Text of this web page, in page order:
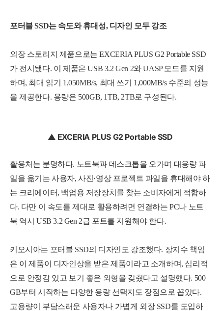
포터블 SSD는 속도와 휴대성, 디자인 모두 강조
외장 스토리지 제품으로는 EXCERIA PLUS G2 Portable SSD
가 전시됐다. 이 제품은 USB 3.2 Gen 2와 UASP 모드를 지원
하며, 최대 읽기 1,050MB/s, 최대 쓰기 1,000MB/s 수준의 성능
을 제공한다. 용량은 500GB, 1TB, 2TB로 구성된다.
▲ EXCERIA PLUS G2 Portable SSD
활용처는 분명하다. 노트북과 데스크톱을 오가며 대용량 파
일을 옮기는 사용자, 사진·영상 프로젝트 파일을 휴대해야 하
는 크리에이터, 백업용 저장장치를 찾는 소비자에게 적합하
다. 다만 이 속도를 제대로 활용하려면 연결하는 PC나 노트
북 역시 USB 3.2 Gen 2급 포트를 지원해야 한다.
키오시아는 포터블 SSD의 디자인도 강조했다. 장지수 책임
은 이 제품이 디자인상을 받은 제품이라고 소개하며, 심리적
으로 안정감 있고 보기 좋은 외형을 갖췄다고 설명했다. 500
GB부터 시작하는 다양한 용량 선택지도 장점으로 꼽았다.
고용량이 부담스러운 사용자나 가볍게 외장 SSD를 도입하